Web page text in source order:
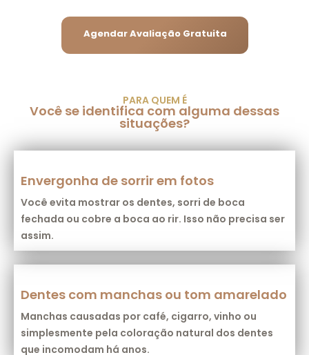
Agendar Avaliação Gratuita
PARA QUEM É
Você se identifica com alguma dessas
situações?
Envergonha de sorrir em fotos
Você evita mostrar os dentes, sorri de boca
fechada ou cobre a boca ao rir. Isso não precisa ser
assim.
Dentes com manchas ou tom amarelado
Manchas causadas por café, cigarro, vinho ou
simplesmente pela coloração natural dos dentes
que incomodam há anos.